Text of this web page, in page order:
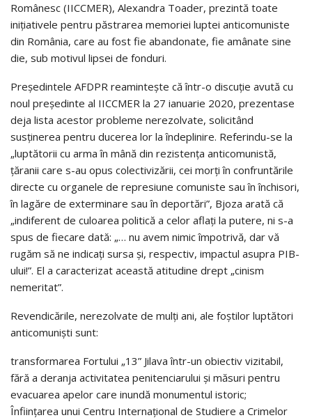
Românesc (IICCMER), Alexandra Toader, prezintă toate
inițiativele pentru păstrarea memoriei luptei anticomuniste
din România, care au fost fie abandonate, fie amânate sine
die, sub motivul lipsei de fonduri.
Președintele AFDPR reamintește că într-o discuție avută cu
noul președinte al IICCMER la 27 ianuarie 2020, prezentase
deja lista acestor probleme nerezolvate, solicitând
susținerea pentru ducerea lor la îndeplinire. Referindu-se la
„luptătorii cu arma în mână din rezistenţa anticomunistă,
ţăranii care s-au opus colectivizării, cei morţi în confruntările
directe cu organele de represiune comuniste sau în închisori,
în lagăre de exterminare sau în deportări”, Bjoza arată că
„indiferent de culoarea politică a celor aflaţi la putere, ni s-a
spus de fiecare dată: „… nu avem nimic împotrivă, dar vă
rugăm să ne indicați sursa și, respectiv, impactul asupra PIB-
ului!”. El a caracterizat această atitudine drept „cinism
nemeritat”.
Revendicările, nerezolvate de mulți ani, ale foștilor luptători
anticomuniști sunt:
transformarea Fortului „13” Jilava într-un obiectiv vizitabil,
fără a deranja activitatea penitenciarului și măsuri pentru
evacuarea apelor care inundă monumentul istoric;
Înființarea unui Centru Internațional de Studiere a Crimelor